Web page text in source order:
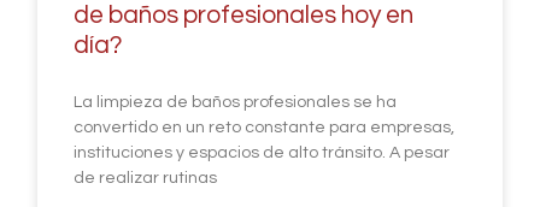
de baños profesionales hoy en
día?
La limpieza de baños profesionales se ha
convertido en un reto constante para empresas,
instituciones y espacios de alto tránsito. A pesar
de realizar rutinas